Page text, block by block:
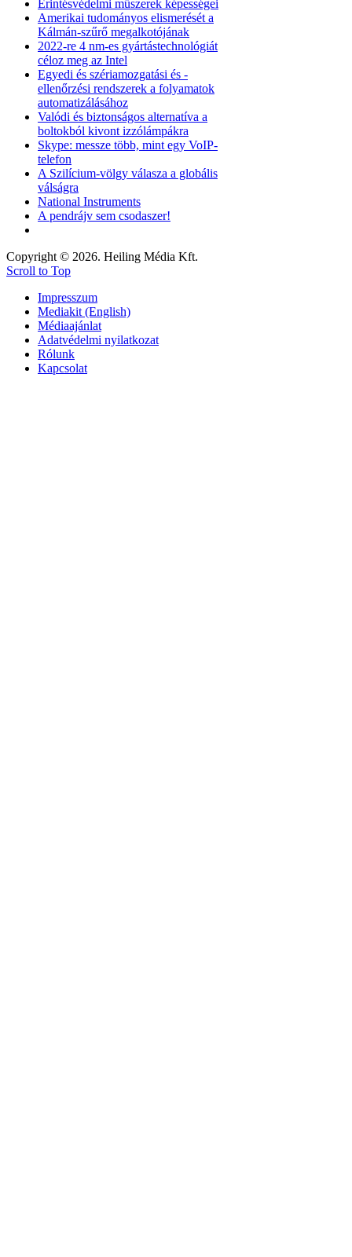
Érintésvédelmi műszerek képességei
Amerikai tudományos elismerését a
Kálmán-szűrő megalkotójának
2022-re 4 nm-es gyártástechnológiát
céloz meg az Intel
Egyedi és szériamozgatási és -
ellenőrzési rendszerek a folyamatok
automatizálásához
Valódi és biztonságos alternatíva a
boltokból kivont izzólámpákra
Skype: messze több, mint egy VoIP-
telefon
A Szilícium-völgy válasza a globális
válságra
National Instruments
A pendrájv sem csodaszer!
Copyright © 2026. Heiling Média Kft.
Scroll to Top
Impresszum
Mediakit (English)
Médiaajánlat
Adatvédelmi nyilatkozat
Rólunk
Kapcsolat